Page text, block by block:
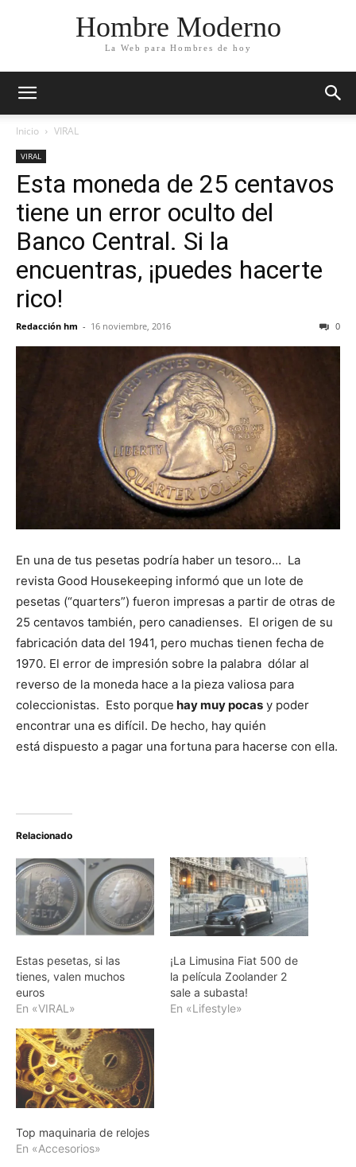
Hombre Moderno
La Web para Hombres de hoy
Inicio VIRAL
VIRAL
Esta moneda de 25 centavos
tiene un error oculto del
Banco Central. Si la
encuentras, ¡puedes hacerte
rico!
Redacción hm - 16 noviembre, 2016 0
En una de tus pesetas podría haber un tesoro… La
revista Good Housekeeping informó que un lote de
pesetas (“quarters”) fueron impresas a partir de otras de
25 centavos también, pero canadienses. El origen de su
fabricación data del 1941, pero muchas tienen fecha de
1970. El error de impresión sobre la palabra dólar al
reverso de la moneda hace a la pieza valiosa para
coleccionistas. Esto porque hay muy pocas y poder
encontrar una es difícil. De hecho, hay quién
está dispuesto a pagar una fortuna para hacerse con ella.
Relacionado
Estas pesetas, si las
tienes, valen muchos
euros
En «VIRAL»
¡La Limusina Fiat 500 de
la película Zoolander 2
sale a subasta!
En «Lifestyle»
Top maquinaria de relojes
En «Accesorios»